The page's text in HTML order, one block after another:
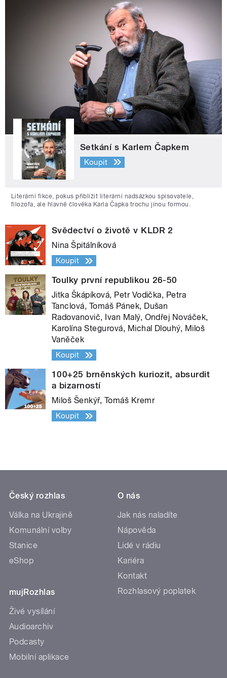
Setkání s Karlem Čapkem
Koupit
Literární fikce, pokus přiblížit literární nadsázkou spisovatele,
filozofa, ale hlavně člověka Karla Čapka trochu jinou formou.
Svědectví o životě v KLDR 2
Nina Špitálníková
Koupit
Toulky první republikou 26-50
Jitka Škápíková, Petr Vodička, Petra
Tanclová, Tomáš Pánek, Dušan
Radovanovič, Ivan Malý, Ondřej Nováček,
Karolína Stegurová, Michal Dlouhý, Miloš
Vaněček
Koupit
100+25 brněnských kuriozit, absurdit
a bizarností
Miloš Šenkýř, Tomáš Kremr
Koupit
Český rozhlas
Válka na Ukrajině
Komunální volby
Stanice
eShop
mujRozhlas
Živé vysílání
Audioarchiv
Podcasty
Mobilní aplikace
O nás
Jak nás naladíte
Nápověda
Lidé v rádiu
Kariéra
Kontakt
Rozhlasový poplatek